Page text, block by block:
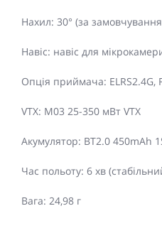
Нахил: 30° (за
Навіс: навіс для
Опція приймача: ELRS2.4G,
VTX: M03 25-350 мВт VTX
Акумулятор: BT2.0 450mAh
Час польоту: 6 хв
Вага: 24,98 г